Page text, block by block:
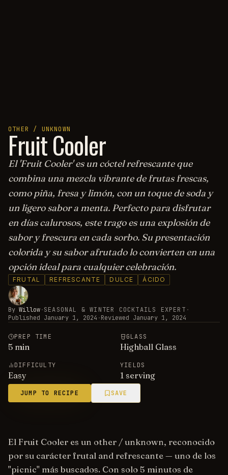
OTHER / UNKNOWN
Fruit Cooler
El 'Fruit Cooler' es un cóctel refrescante que
combina una mezcla vibrante de frutas frescas,
como piña, fresa y limón, con un toque de soda y
un ligero sabor a menta. Perfecto para disfrutar
en días calurosos, este trago es una explosión de
sabor y frescura en cada sorbo. Su presentación
colorida y su sabor afrutado lo convierten en una
opción ideal para cualquier celebración.
FRUTAL REFRESCANTE DULCE ÁCIDO
By Willow·SEASONAL & WINTER COCKTAILS EXPERT ·
Published January 1, 2024 ·Reviewed January 1, 2024
PREP TIME
5 min
GLASS
Highball Glass
DIFFICULTY
Easy
YIELDS
1 serving
JUMP TO RECIPE SAVE
El Fruit Cooler es un other / unknown, reconocido
por su carácter frutal and refrescante — uno de los
"picnic" más buscados. Con solo 5 minutos de